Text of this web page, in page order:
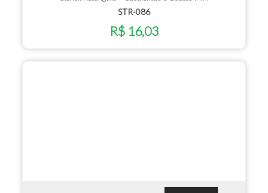
STR-086
R$ 16,03